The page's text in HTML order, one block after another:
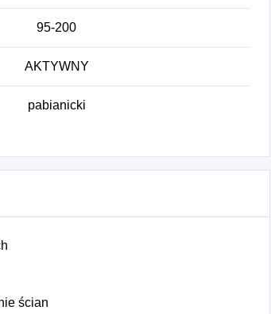
95-200
AKTYWNY
pabianicki
ścian